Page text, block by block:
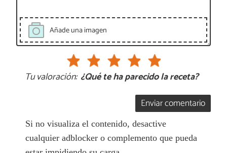
Añade una imagen
Tu valoración: ¿Qué te ha parecido la receta?
Enviar comentario
Si no visualiza el contenido, desactive
cualquier adblocker o complemento que pueda